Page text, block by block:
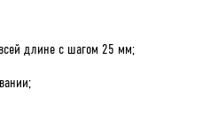
всей длине с шагом 25 мм;